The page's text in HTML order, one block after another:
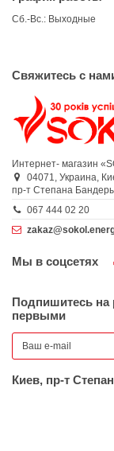
Сб.-Вс.: Выходные
Свяжитесь с
Интернет- магазин
04071, Украина,
пр-т Степана
067 444 02 20
Мы в соцсетях
Подпишитесь на
первыми
Киев, пр-т